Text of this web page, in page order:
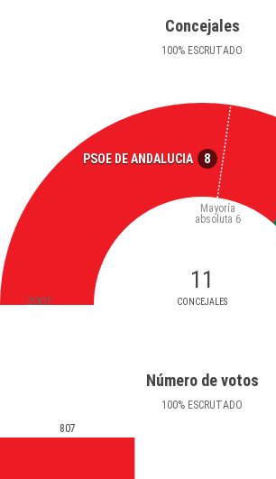
Concejales
100% ESCRUTADO
PSOE DE ANDALUCIA 8
11
CONCEJALES
Mayoría
absoluta 6
2007
Número de votos
100% ESCRUTADO
807